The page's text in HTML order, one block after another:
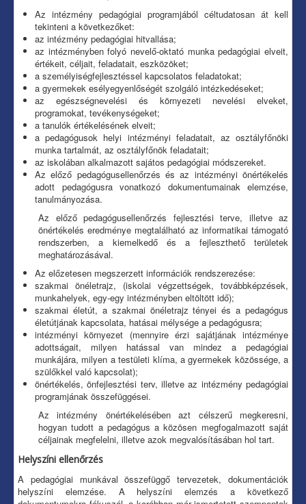
Az intézmény pedagógiai programjából céltudatosan át kell
tekinteni a következőket:
az intézmény pedagógiai hitvallása;
az intézményben folyó nevelő-oktató munka pedagógiai elveit,
értékeit, céljait, feladatait, eszközöket;
a személyiségfejlesztéssel kapcsolatos feladatokat;
a gyermekek esélyegyenlőségét szolgáló intézkedéseket;
az egészségnevelési és környezeti nevelési elveket,
programokat, tevékenységeket;
a tanulók értékelésének elveit;
a pedagógusok helyi intézményi feladatait, az osztályfőnöki
munka tartalmát, az osztályfőnök feladatait;
az iskolában alkalmazott sajátos pedagógiai módszereket.
Az előző pedagógusellenőrzés és az intézményi önértékelés
adott pedagógusra vonatkozó dokumentumainak elemzése,
tanulmányozása.
Az előző pedagógusellenőrzés fejlesztési terve, illetve az
önértékelés eredménye megtalálható az informatikai támogató
rendszerben, a kiemelkedő és a fejleszthető területek
meghatározásával.
Az előzetesen megszerzett információk rendszerezése:
szakmai önéletrajz, (iskolai végzettségek, továbbképzések,
munkahelyek, egy-egy intézményben eltöltött idő);
szakmai életút, a szakmai önéletrajz tényei és a pedagógus
életútjának kapcsolata, hatásai mélysége a pedagógusra;
intézményi környezet (mennyire érzi sajátjának intézménye
adottságait, milyen hatással van mindez a pedagógiai
munkájára, milyen a testületi klíma, a gyermekek közössége, a
szülőkkel való kapcsolat);
önértékelés, önfejlesztési terv, illetve az intézmény pedagógiai
programjának összefüggései.
Az intézmény önértékelésében azt célszerű megkeresni,
hogyan tudott a pedagógus a közösen megfogalmazott saját
céljainak megfelelni, illetve azok megvalósításában hol tart.
Helyszíni ellenőrzés
A pedagógiai munkával összefüggő tervezetek, dokumentációk
helyszíni elemzése. A helyszíni elemzés a következő